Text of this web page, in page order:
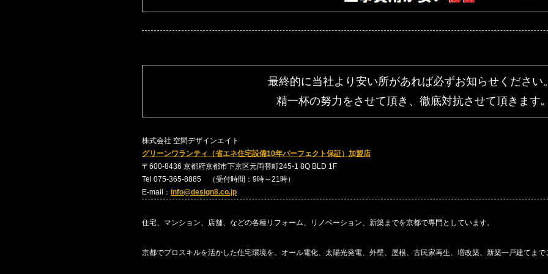
最終的に当社より安い所があれば必ずお知らせください。
精一杯の努力をさせて頂き、 徹底対抗させて頂きます｡
株式会社 空間デザインエイト
グリーンワランティ（省エネ住宅設備10年パーフェクト保証）加盟店
〒600-8436 京都府京都市下京区元両替町245-1 8Q BLD 1F
Tel 075-365-8885 （受付時間：9時～21時）
E-mail： info@design8.co.jp
住宅、マンション、店舗、などの各種リフォーム、リノベーション、新築までを京都で専門としています。
京都でプロスキルを活かした住宅環境を。オール電化、太陽光発電、外壁、屋根、古民家再生、増改築、新築一戸建てまで